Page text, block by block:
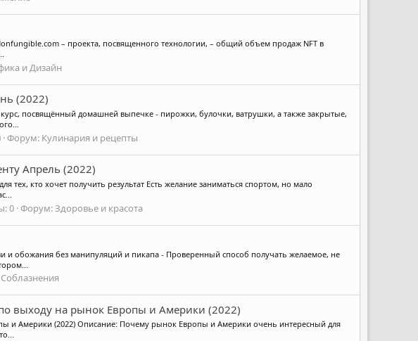
– проекта, посвященного технологии, – общий объем продаж NFT в
и Дизайн
(2022)
посвящённый домашней выпечке - пирожки, булочки, ватрушки, а также закрытые,
Форум: Кулинария и рецепты
Апрель (2022)
кто хочет получить результат Есть желание заниматься спортом, но мало
0 Форум: Здоровье и красота
обожания без манипуляций и пикапа - Проверенный способ получать желаемое, не
выходу на рынок Европы и Америки (2022)
и Америки (2022) Описание: Почему рынок Европы и Америки очень интересный для